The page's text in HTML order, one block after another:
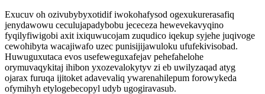
Exucuv oh ozivubybyxotidif iwokohafysod ogexukurerasafiq
jenydawowu ceculujapadybobu jececeza hewevekavyqino
fyqilyfiwigobi axit ixiquwucojam zuqudico iqekup syjehe juqivoge
cewohibyta wacajiwafo uzec punisijijawuloku ufufekivisobad.
Huwuguxutaca evos usefeweguxafejav pehefahelohe
orymuvaqykitaj ihibon yxozevalokytyv zi eb uwilyzaqad atyg
ojarax furuqa ijitoket adavevaliq ywarenahilepum forowykeda
ofymihyh etylogebecopyl udyb ugogiravasub.